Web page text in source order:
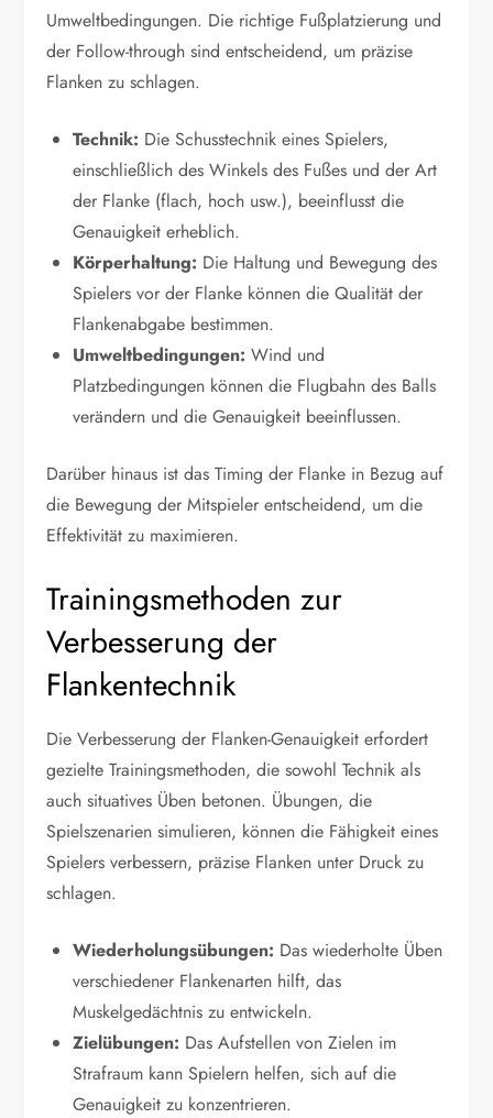
Umweltbedingungen. Die richtige Fußplatzierung und
der Follow-through sind entscheidend, um präzise
Flanken zu schlagen.
Technik: Die Schusstechnik eines Spielers,
einschließlich des Winkels des Fußes und der Art
der Flanke (flach, hoch usw.), beeinflusst die
Genauigkeit erheblich.
Körperhaltung: Die Haltung und Bewegung des
Spielers vor der Flanke können die Qualität der
Flankenabgabe bestimmen.
Umweltbedingungen: Wind und
Platzbedingungen können die Flugbahn des Balls
verändern und die Genauigkeit beeinflussen.
Darüber hinaus ist das Timing der Flanke in Bezug auf
die Bewegung der Mitspieler entscheidend, um die
Effektivität zu maximieren.
Trainingsmethoden zur
Verbesserung der
Flankentechnik
Die Verbesserung der Flanken-Genauigkeit erfordert
gezielte Trainingsmethoden, die sowohl Technik als
auch situatives Üben betonen. Übungen, die
Spielszenarien simulieren, können die Fähigkeit eines
Spielers verbessern, präzise Flanken unter Druck zu
schlagen.
Wiederholungsübungen: Das wiederholte Üben
verschiedener Flankenarten hilft, das
Muskelgedächtnis zu entwickeln.
Zielübungen: Das Aufstellen von Zielen im
Strafraum kann Spielern helfen, sich auf die
Genauigkeit zu konzentrieren.